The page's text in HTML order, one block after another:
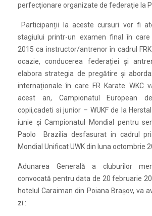
perfecționare organizate de federație la
Participanții la aceste cursuri vor fi
stagiului printr-un examen final în
2015 ca instructor/antrenor în cadrul FRK
ocazie, conducerea federației și
elabora strategia de pregătire și
internaționale în care FR Karate WKC
acest an, Campionatul European
copii,cadeti si junior – WUKF de la
iunie și Campionatul Mondial pentru
Paolo Brazilia desfasurat in cadrul
Mondial Unificat UWK din luna octombrie
Adunarea Generală a cluburilor
convocată pentru data de 20 februarie
hotelul Caraiman din Poiana Brașov, va
zi :